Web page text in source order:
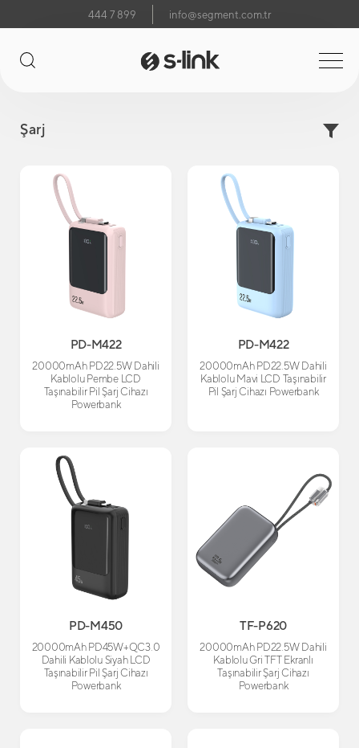
444 7 899 info@segment.com.tr
Şarj
PD-M422
20000mAh PD22.5W Dahili
Kablolu Pembe LCD
Taşınabilir Pil Şarj Cihazı
Powerbank
PD-M422
20000mAh PD22.5W Dahili
Kablolu Mavi LCD Taşınabilir
Pil Şarj Cihazı Powerbank
PD-M450
20000mAh PD45W+QC3.0
Dahili Kablolu Siyah LCD
Taşınabilir Pil Şarj Cihazı
Powerbank
TF-P620
20000mAh PD22.5W Dahili
Kablolu Gri TFT Ekranlı
Taşınabilir Şarj Cihazı
Powerbank